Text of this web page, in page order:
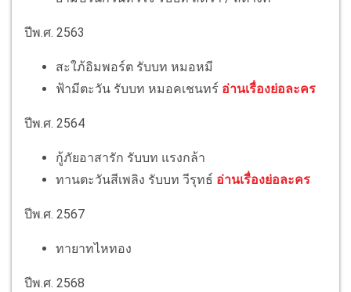
ปีพ.ศ. 2563
สะใภ้อิมพอร์ต รับบท หมอหมี
ฟ้ามีตะวัน รับบท หมอคเชนทร์ อ่านเรื่องย่อละคร
ปีพ.ศ. 2564
กู้ภัยอาสารัก รับบท แรงกล้า
ทานตะวันสีเพลิง รับบท วีรุทธ์ อ่านเรื่องย่อละคร
ปีพ.ศ. 2567
ทายาทไหทอง
ปีพ.ศ. 2568